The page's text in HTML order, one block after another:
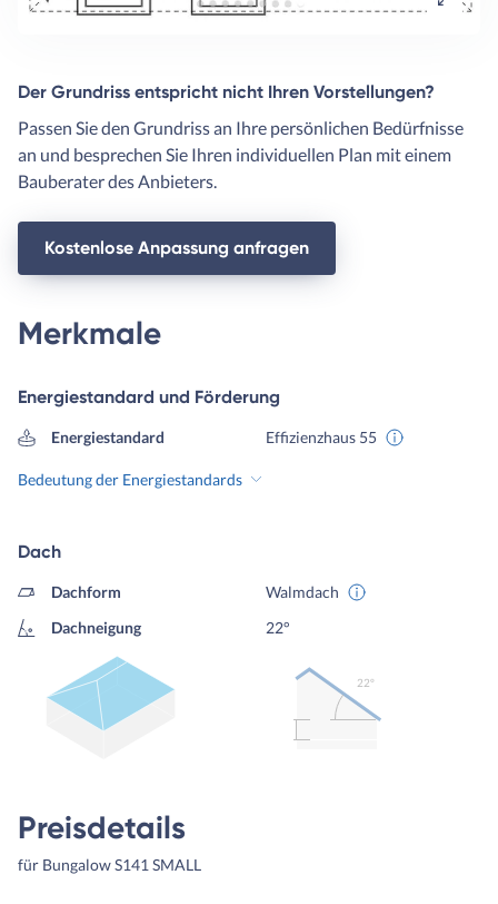
Der Grundriss entspricht nicht Ihren Vorstellungen?
Passen Sie den Grundriss an Ihre persönlichen Bedürfnisse
an und besprechen Sie Ihren individuellen Plan mit einem
Bauberater des Anbieters.
Kostenlose Anpassung anfragen
Merkmale
Energiestandard und Förderung
Energiestandard Effizienzhaus 55
Bedeutung der Energiestandards
Dach
Dachform
Walmdach
Dachneigung
22°
22º
Preisdetails
für Bungalow S141 SMALL